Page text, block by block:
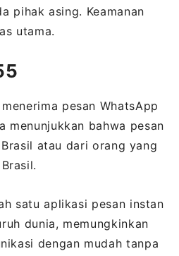
pihak asing. Keamanan
utama.
pesan WhatsApp
menunjukkan bahwa pesan
atau dari orang yang
satu aplikasi pesan instan
dunia, memungkinkan
dengan mudah tanpa